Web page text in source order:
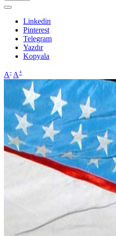
Linkedin
Pinterest
Telegram
Yazdır
Kopyala
A- A+